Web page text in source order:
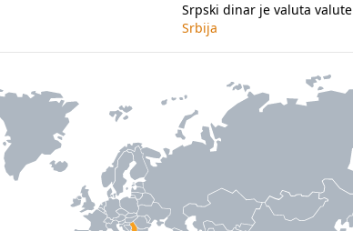
Srpski dinar je valuta valute
Srbija